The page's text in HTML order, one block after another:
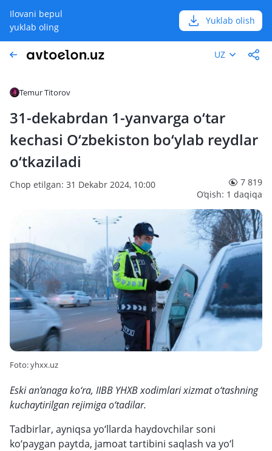
Ilovani bepul
yuklab oling
Yuklab olish
UZ
Temur Titorov
31-dekabrdan 1-yanvarga o‘tar
kechasi O‘zbekiston bo‘ylab reydlar
o‘tkaziladi
Chop etilgan: 31 Dekabr 2024, 10:00
7 819
O‘qish: 1 daqiqa
Foto: yhxx.uz
Eski an’anaga ko‘ra, IIBB YHXB xodimlari xizmat o‘tashning
kuchaytirilgan rejimiga o‘tadilar.
Tadbirlar, ayniqsa yo‘llarda haydovchilar soni
ko‘paygan paytda, jamoat tartibini saqlash va yo‘l